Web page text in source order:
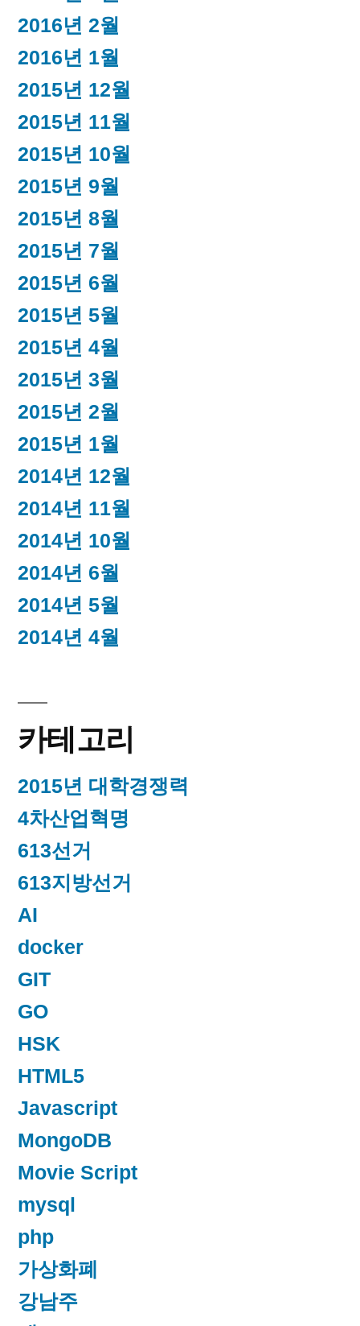
2016년 2월
2016년 1월
2015년 12월
2015년 11월
2015년 10월
2015년 9월
2015년 8월
2015년 7월
2015년 6월
2015년 5월
2015년 4월
2015년 3월
2015년 2월
2015년 1월
2014년 12월
2014년 11월
2014년 10월
2014년 6월
2014년 5월
2014년 4월
카테고리
2015년 대학경쟁력
4차산업혁명
613선거
613지방선거
AI
docker
GIT
GO
HSK
HTML5
Javascript
MongoDB
Movie Script
mysql
php
가상화폐
강남주